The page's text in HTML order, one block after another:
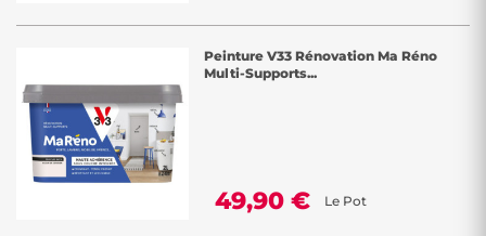
Peinture V33 Rénovation Ma Réno
Multi-Supports...
49,90 € Le Pot